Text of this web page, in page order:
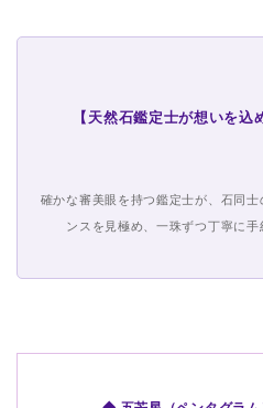
【天然石鑑定士が想いを込
確かな審美眼を持つ鑑定士が、石同
ンスを見極め、一珠ずつ丁寧に手